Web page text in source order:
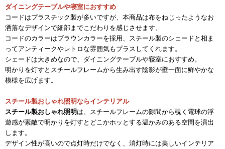
ダイニングテーブルや寝室におすすめ
コードはプラスチック製が多いですが、本商品は布をねじったようなお
洒落なデザインで細部までこだわりを感じさせます。
コードのカラーはブラウンカラーを採用、スチール製のシェードと相ま
ってアンティークやレトロな雰囲気もプラスしてくれます。
シェードは大きめなので、ダイニングテーブルや寝室におすすめ。
明かりを灯すとスチールフレームから生み出す陰影が壁一面に鮮やかな
模様を広げます。
スチール製おしゃれ照明ならインテリアル
スチール製おしゃれ照明は、スチールフレームの隙間から覗く電球の浮
遊感が素敵で明かりを灯すとどこかホッとする温かみのある空間を演出
します。
デザイン性が高いので点灯時だけでなく、消灯時には美しいインテリア